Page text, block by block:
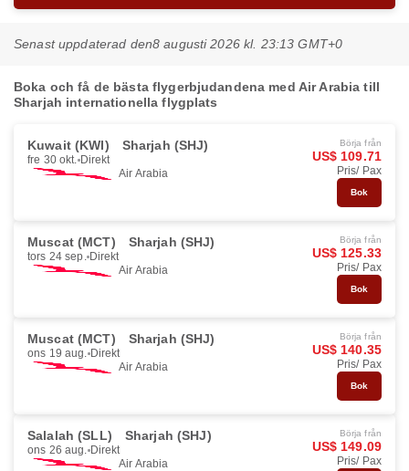
Senast uppdaterad den8 augusti 2026 kl. 23:13 GMT+0
Boka och få de bästa flygerbjudandena med Air Arabia till
Sharjah internationella flygplats
Kuwait (KWI) Sharjah (SHJ)
fre 30 okt. Direkt
Air Arabia
Börja från
US$ 109.71
Pris/ Pax
Bok
Muscat (MCT) Sharjah (SHJ)
tors 24 sep. Direkt
Air Arabia
Börja från
US$ 125.33
Pris/ Pax
Bok
Muscat (MCT) Sharjah (SHJ)
ons 19 aug. Direkt
Air Arabia
Börja från
US$ 140.35
Pris/ Pax
Bok
Salalah (SLL) Sharjah (SHJ)
ons 26 aug. Direkt
Air Arabia
Börja från
US$ 149.09
Pris/ Pax